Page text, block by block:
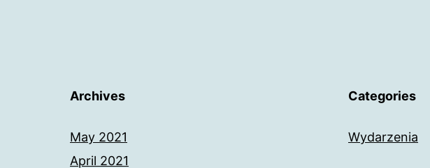
Archives
May 2021
April 2021
Categories
Wydarzenia